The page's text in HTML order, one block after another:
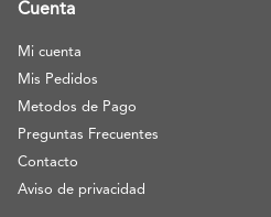
Cuenta
Mi cuenta
Mis Pedidos
Metodos de Pago
Preguntas Frecuentes
Contacto
Aviso de privacidad